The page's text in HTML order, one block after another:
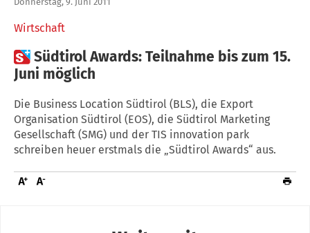
Wirtschaft
Südtirol Awards: Teilnahme bis zum 15.
Juni möglich
Die Business Location Südtirol (BLS), die Export
Organisation Südtirol (EOS), die Südtirol Marketing
Gesellschaft (SMG) und der TIS innovation park
schreiben heuer erstmals die „Südtirol Awards“ aus.